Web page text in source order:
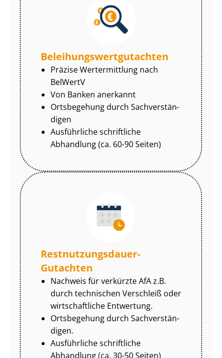
Be­lei­hungs­wert­gut­ach­ten
Präzise Wertermittlung nach
BelWertV
Von Banken anerkannt
Ortsbegehung durch Sach­ver­stän­
di­gen
Ausführliche schriftliche
Abhandlung (ca. 60-90 Seiten)
Rest­nut­zungs­dau­er-
Gutachten
Nachweis für verkürzte AfA z.B.
durch technischen Verschleiß oder
wirtschaftliche Entwertung.
Ortsbegehung durch Sach­ver­stän­
di­gen.
Ausführliche schriftliche
Abhandlung (ca. 30-50 Seiten)